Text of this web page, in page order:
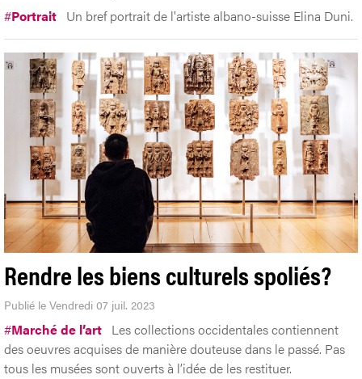
#Portrait Un bref portrait de l'artiste albano-suisse Elina Duni.
Rendre les biens culturels spoliés?
Publié le Vendredi 07 juil. 2023
#Marché de l’art Les collections occidentales contiennent
des oeuvres acquises de manière douteuse dans le passé. Pas
tous les musées sont ouverts à l’idée de les restituer.